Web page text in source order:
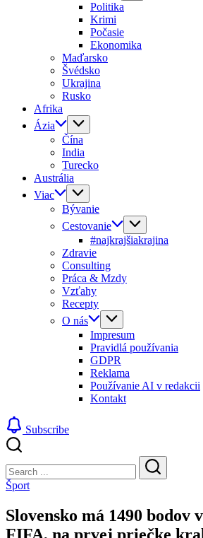
Politika
Krimi
Počasie
Ekonomika
Maďarsko
Švédsko
Ukrajina
Rusko
Afrika
Ázia
Čína
India
Turecko
Austrália
Viac
Bývanie
Cestovanie
#najkrajšiakrajina
Zdravie
Consulting
Práca & Mzdy
Vzťahy
Recepty
O nás
Impresum
Pravidlá používania
GDPR
Reklama
Používanie AI v redakcii
Kontakt
Subscribe
Search
Search
Šport
Slovensko má 1490 bodov